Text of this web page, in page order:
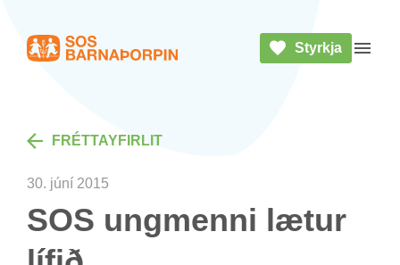
Heim Styrkja Opna
FRÉTTA­YF­IR­LIT
30. júní 2015
SOS ung­menni læt­ur